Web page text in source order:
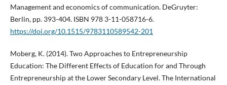
Management and economics of communication. DeGruyter:
Berlin, pp. 393-404. ISBN 978 3-11-058716-6.
https://doi.org/10.1515/9783110589542-201
Moberg, K. (2014). Two Approaches to Entrepreneurship
Education: The Different Effects of Education for and Through
Entrepreneurship at the Lower Secondary Level. The International